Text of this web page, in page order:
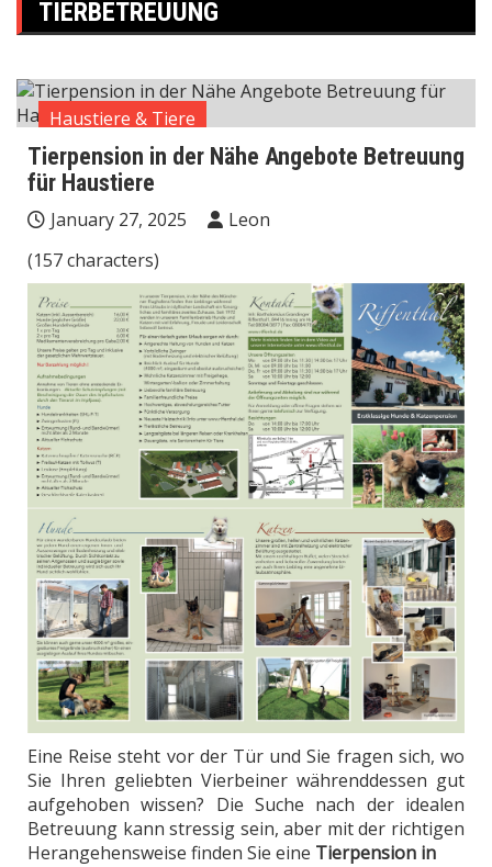
TIERBETREUUNG
Haustiere & Tiere
Tierpension in der Nähe Angebote Betreuung
für Haustiere
January 27, 2025
Leon
(157 characters)
Eine Reise steht vor der Tür und Sie fragen sich, wo
Sie Ihren geliebten Vierbeiner währenddessen gut
aufgehoben wissen? Die Suche nach der idealen
Betreuung kann stressig sein, aber mit der richtigen
Herangehensweise finden Sie eine Tierpension in